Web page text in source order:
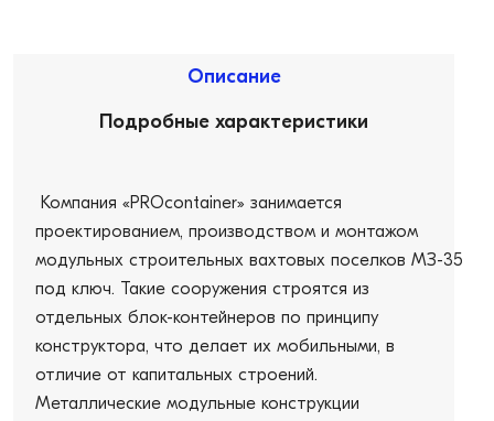
Описание
Подробные характеристики
Компания «PROcontainer» занимается
проектированием, производством и монтажом
модульных строительных вахтовых поселков МЗ-35
под ключ. Такие сооружения строятся из
отдельных блок-контейнеров по принципу
конструктора, что делает их мобильными, в
отличие от капитальных строений.
Металлические модульные конструкции